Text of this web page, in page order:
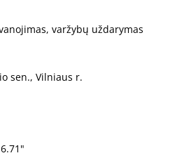
varžybų uždarymas
sen., Vilniaus r.